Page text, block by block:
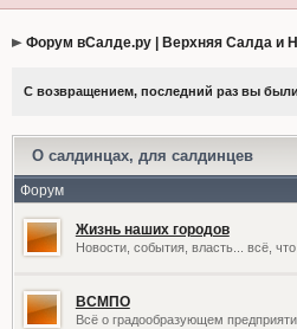
Форум вСалде.ру | Верхняя Салда и
С возвращением, последний раз вы
О салдинцах, для салдинцев
Форум
Жизнь наших городов
Новости, события, власть... всё,
ВСМПО
Всё о градообразующем